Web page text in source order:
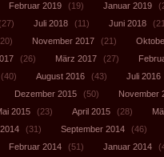
Februar 2019 (19) Januar 2019
(27) Juli 2018 (11) Juni 2018
November 2017 (21)
(26) März 2017 (27)
(40) August 2016 (43) Juli 2016
Dezember 2015 (50) November
2015 (23) April 2015 (28)
(31) September 2014 (46)
Februar 2014 (51) Januar 2014